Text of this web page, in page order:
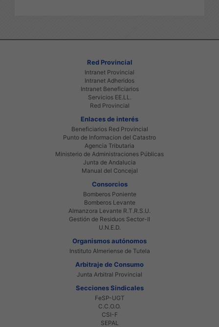
Red Provincial
Intranet Provincial
Intranet Adheridos
Intranet Beneficiarios
Servicios EE.LL.
Red Provincial
Enlaces de interés
Beneficiarios Red Provincial
Punto de Informacion del Catastro
Agencia Tributaria
Ministerio de Administraciones Públicas
Junta de Andalucia
Manual del Concejal
Consorcios
Bomberos Poniente
Bomberos Levante
Almanzora Levante R.T.R.S.U.
Gestión de Residuos Sector-II
U.N.E.D.
Organismos autónomos
Instituto Almeriense de Tutela
Arbitraje de Consumo
Junta Arbitral Provincial
Secciones Sindicales
FeSP-UGT
C.C.O.O.
CSI-F
SEPAL